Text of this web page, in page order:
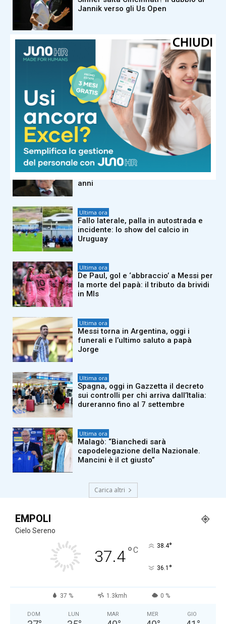
Jannik verso gli Us Open
Morto Massimiliano Cencelli, l’uomo
che inventò il ‘manuale’ della
spartizione del potere
Ultima ora
Juve, Di Gregorio non convince:
spunta l’idea Suzuki
Ultima ora
Morta Maria Pia Prodi, la sorella
dell’ex premier Romano: aveva 100
anni
Ultima ora
Fallo laterale, palla in autostrada e
incidente: lo show del calcio in
Uruguay
Ultima ora
De Paul, gol e ‘abbraccio’ a Messi per
la morte del papà: il tributo da brividi
in Mls
Ultima ora
Messi torna in Argentina, oggi i
funerali e l’ultimo saluto a papà
Jorge
Ultima ora
Spagna, oggi in Gazzetta il decreto
sui controlli per chi arriva dall’Italia:
dureranno fino al 7 settembre
Ultima ora
Malagò: “Bianchedi sarà
capodelegazione della Nazionale.
Mancini è il ct giusto”
Carica altri
EMPOLI
Cielo Sereno
37.4°C 38.4°
36.1 °
37 % 1.3kmh 0 %
DOM LUN MAR MER GIO